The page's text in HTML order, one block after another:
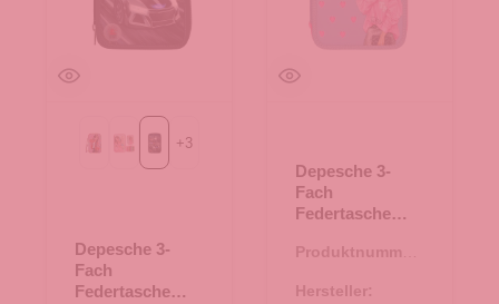
GIRL POWER
JUICYPolizeiauto
+3
Depesche 3-
Fach
Federtasche
Depesche 3-
Fach
Federtasche
mittelblau
Produktnummer:
Hersteller: